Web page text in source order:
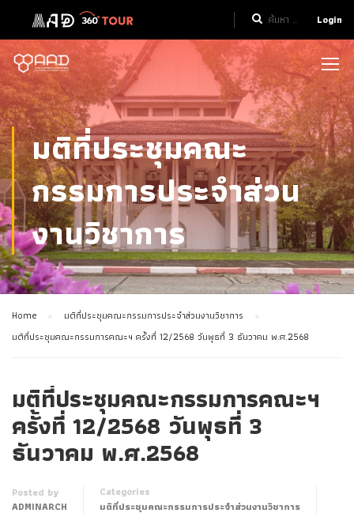
Login
มติที่ประชุมคณะ
กรรมการประจำส่วน
งานวิชาการ
Home
มติที่ประชุมคณะกรรมการประจำส่วนงานวิชาการ
มติที่ประชุมคณะกรรมการคณะฯ ครั้งที่ 12/2568 วันพุธที่ 3 ธันวาคม พ.ศ.2568
มติที่ประชุมคณะกรรมการคณะฯ
ครั้งที่ 12/2568 วันพุธที่ 3
ธันวาคม พ.ศ.2568
Posted by
ADMINARCH
Categories
มติที่ประชุมคณะกรรมการประจำส่วนงานวิชาการ